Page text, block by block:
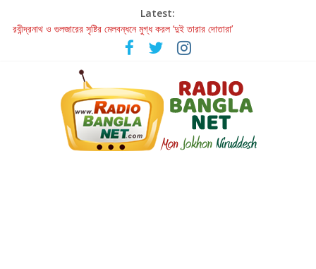
Latest:
রবীন্দ্রনাথ ও গুলজারের সৃষ্টির মেলবন্ধনে মুগ্ধ করল ‘দুই তারার দোতারা’
কলের গান থেকে রীলস্ — বাঙালির গান শোনার বিবর্তনের গল্প
জগন্নাথমঙ্গলম্ — বাংলায় প্রথমবার মঞ্চে এবার রথযাত্রার উদযাপন
Retribution: A Thought-Provoking Short Film That Challenges
Our Understanding of Justice
হাওয়া বদলের টলিউডে ‘তুমি এলে তাই’